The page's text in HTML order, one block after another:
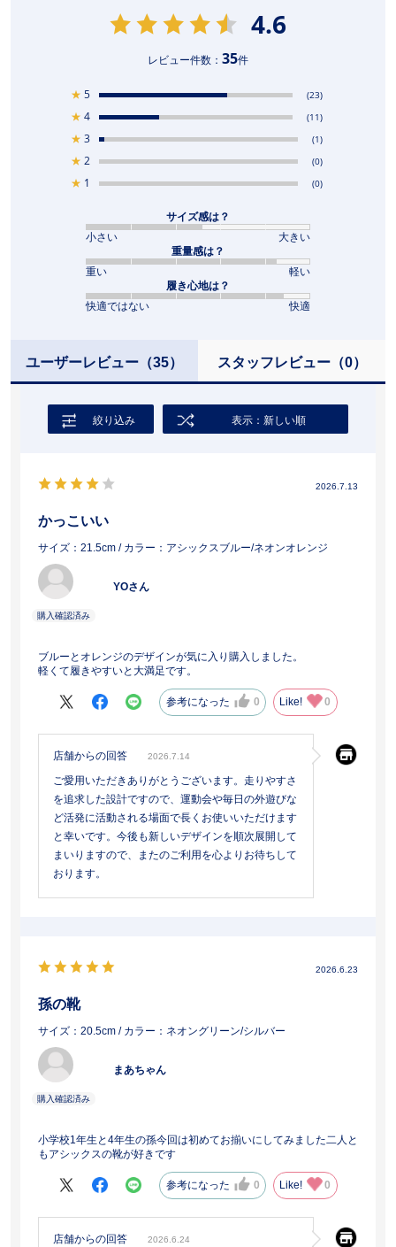
4.6
レビュー件数： 35件
★ 5 (23)
★ 4 (11)
★ 3 (1)
★ 2 (0)
★ 1 (0)
サイズ感は？
小さい
大きい
重量感は？
重い
軽い
履き心地は？
快適ではない
快適
ユーザーレビュー（35） スタッフレビュー（0）
絞り込み 表示：新しい順
2026.7.13
かっこいい
サイズ：21.5cm / カラー：アシックスブルー/ネオンオレンジ
YOさん
ブルーとオレンジのデザインが気に入り購入しました。
軽くて履きやすいと大満足です。
参考になった 0 Like! 0
店舗からの回答 2026.7.14
ご愛用いただきありがとうございます。走りやすさ
を追求した設計ですので、運動会や毎日の外遊びな
ど活発に活動される場面で長くお使いいただけます
と幸いです。今後も新しいデザインを順次展開して
まいりますので、またのご利用を心よりお待ちして
おります。
2026.6.23
孫の靴
サイズ：20.5cm / カラー：ネオングリーン/シルバー
まあちゃん
小学校1年生と4年生の孫今回は初めてお揃いにしてみました二人と
もアシックスの靴が好きです
参考になった 0 Like! 0
店舗からの回答 2026.6.24